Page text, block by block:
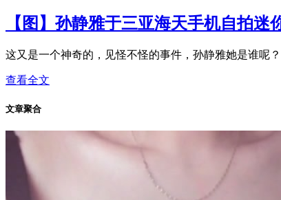
【图】孙静雅于三亚海天手机自拍迷
这又是一个神奇的，见怪不怪的事件，孙静雅她是谁呢
查看全文
文章聚合